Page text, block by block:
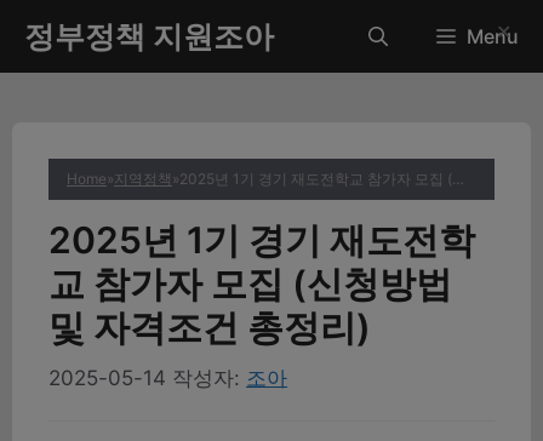
츠
정부정책 지원조아 Menu
Home»지역정책 » 2025년 1기 경기 재도전학교 참가자 모집 (신청방법 및 자격조건 총정리)
2025년 1기 경기 재도전학
교 참가자 모집 (신청방법
및 자격조건 총정리)
2025-05-14 작성자: 조아
✕